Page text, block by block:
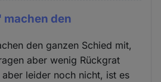
den
den ganzen Schied mit,
aber wenig Rückgrat
leider noch nicht, ist es